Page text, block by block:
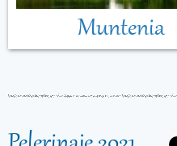
Muntenia